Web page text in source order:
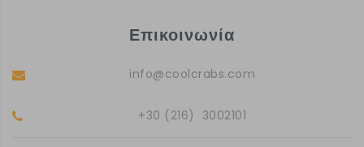
Επικοινωνία
info@coolcrabs.com
+30 (216) 3002101